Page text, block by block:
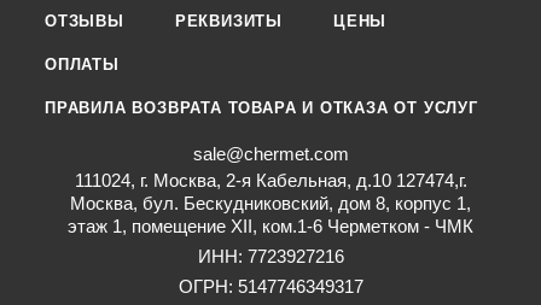
ОТЗЫВЫ РЕКВИЗИТЫ ЦЕНЫ
ОПЛАТЫ
ПРАВИЛА ВОЗВРАТА ТОВАРА И ОТКАЗА ОТ УСЛУГ
sale@chermet.com
111024, г. Москва, 2-я Кабельная, д.10 127474,г.
Москва, бул. Бескудниковский, дом 8, корпус 1,
этаж 1, помещение XII, ком.1-6 Черметком - ЧМК
ИНН: 7723927216
ОГРН: 5147746349317